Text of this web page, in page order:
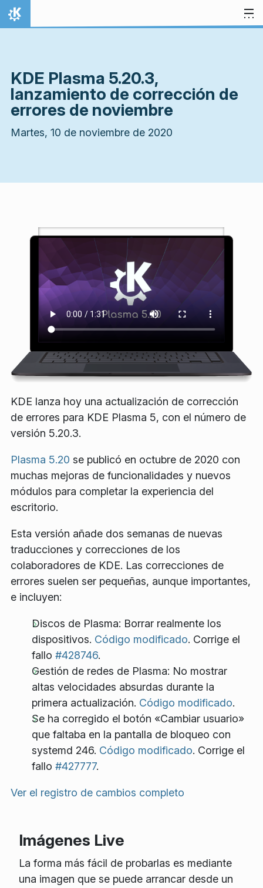
Ir al contenido
Inicio
KDE Plasma 5.20.3,
lanzamiento de corrección de
errores de noviembre
Martes, 10 de noviembre de 2020
KDE lanza hoy una actualización de corrección
de errores para KDE Plasma 5, con el número de
versión 5.20.3.
Plasma 5.20 se publicó en octubre de 2020 con
muchas mejoras de funcionalidades y nuevos
módulos para completar la experiencia del
escritorio.
Esta versión añade dos semanas de nuevas
traducciones y correcciones de los
colaboradores de KDE. Las correcciones de
errores suelen ser pequeñas, aunque importantes,
e incluyen:
Discos de Plasma: Borrar realmente los
dispositivos. Código modificado. Corrige el
fallo #428746.
Gestión de redes de Plasma: No mostrar
altas velocidades absurdas durante la
primera actualización. Código modificado.
Se ha corregido el botón «Cambiar usuario»
que faltaba en la pantalla de bloqueo con
systemd 246. Código modificado. Corrige el
fallo #427777.
Ver el registro de cambios completo
Imágenes Live
La forma más fácil de probarlas es mediante
una imagen que se puede arrancar desde un